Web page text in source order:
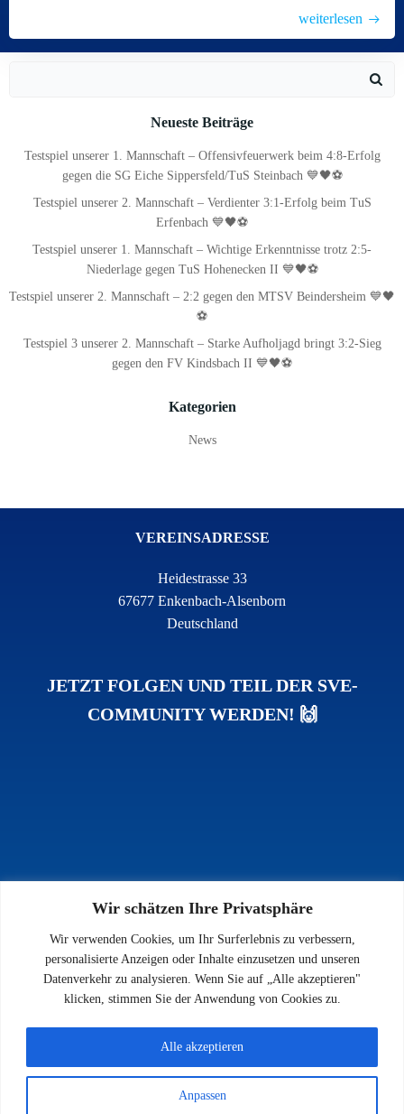
Wir schätzen Ihre Privatsphäre
Wir verwenden Cookies, um Ihr Surferlebnis zu verbessern,
personalisierte Anzeigen oder Inhalte einzusetzen und unseren
Datenverkehr zu analysieren. Wenn Sie auf „Alle akzeptieren"
klicken, stimmen Sie der Anwendung von Cookies zu.
Anpassen
Alle akzeptieren
weiterlesen
Neueste Beiträge
Testspiel unserer 1. Mannschaft – Offensivfeuerwerk beim 4:8-Erfolg
gegen die SG Eiche Sippersfeld/TuS Steinbach 💙🖤⚽
Testspiel unserer 2. Mannschaft – Verdienter 3:1-Erfolg beim TuS
Erfenbach 💙🖤⚽
Testspiel unserer 1. Mannschaft – Wichtige Erkenntnisse trotz 2:5-
Niederlage gegen TuS Hohenecken II 💙🖤⚽
Testspiel unserer 2. Mannschaft – 2:2 gegen den MTSV Beindersheim 💙🖤
⚽
Testspiel 3 unserer 2. Mannschaft – Starke Aufholjagd bringt 3:2-Sieg
gegen den FV Kindsbach II 💙🖤⚽
Kategorien
News
VEREINSADRESSE
Heidestrasse 33
67677 Enkenbach-Alsenborn
Deutschland
JETZT FOLGEN UND TEIL DER SVE-
COMMUNITY WERDEN! 🙌
INFOS
Impressum
Datenschutz
Kontakt